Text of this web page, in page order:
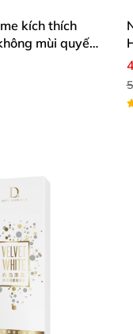
kích thích
mùi quyến